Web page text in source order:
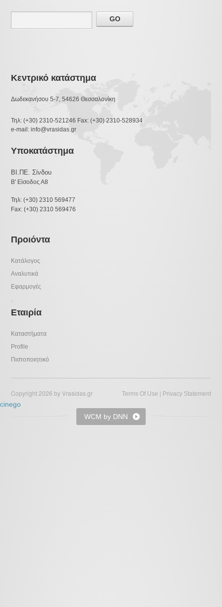
Κεντρικό κατάστημα
Δωδεκανήσου 5-7, 54626 Θεσσαλονίκη
Τηλ: (+30) 2310-521246 Fax: (+30) 2310-528934
e-mail: info@vrasidas.gr
Υποκατάστημα
ΒΙ.ΠΕ. Σίνδου
Β' Είσοδος Α8
Τηλ: (+30) 2310 569477
Fax: (+30) 2310 569476
Προιόντα
Κατάλογος
Αναλυτικά
Εφαρμογές
.
Εταιρία
Καταστήματα
Profile
Πιστοποιητικό
Terms Of Use | Privacy Statement
Copyright 2026 by Vrasidas.gr
WCM by DNN
cinego